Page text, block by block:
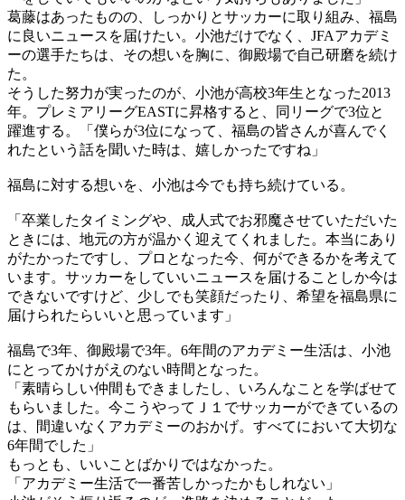
葛藤はあったものの、しっかりとサッカーに取り組み、福島
に良いニュースを届けたい。小池だけでなく、JFAアカデミ
ーの選手たちは、その想いを胸に、御殿場で自己研磨を続け
た。
そうした努力が実ったのが、小池が高校3年生となった2013
年。プレミアリーグEASTに昇格すると、同リーグで3位と
躍進する。「僕らが3位になって、福島の皆さんが喜んでく
れたという話を聞いた時は、嬉しかったですね」
福島に対する想いを、小池は今でも持ち続けている。
「卒業したタイミングや、成人式でお邪魔させていただいた
ときには、地元の方が温かく迎えてくれました。本当にあり
がたかったですし、プロとなった今、何ができるかを考えて
います。サッカーをしていいニュースを届けることしか今は
できないですけど、少しでも笑顔だったり、希望を福島県に
届けられたらいいと思っています」
福島で3年、御殿場で3年。6年間のアカデミー生活は、小池
にとってかけがえのない時間となった。
「素晴らしい仲間もできましたし、いろんなことを学ばせて
もらいました。今こうやってＪ１でサッカーができているの
は、間違いなくアカデミーのおかげ。すべてにおいて大切な
6年間でした」
もっとも、いいことばかりではなかった。
「アカデミー生活で一番苦しかったかもしれない」